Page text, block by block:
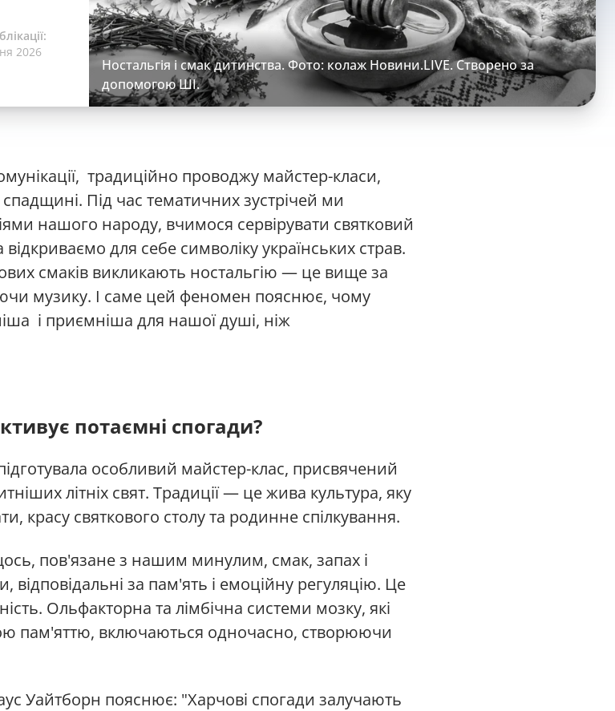
2026
Ностальгія і смак дитинства. Фото: колаж Новини.LIVE. Створено за
допомогою ШІ.
традиційно проводжу майстер-класи,
спадщині. Під час тематичних зустрічей ми
нашого народу, вчимося сервірувати святковий
для себе символіку українських страв.
смаків викликають ностальгію — це вище за
музику. І саме цей феномен пояснює, чому
і приємніша для нашої душі, ніж
потаємні спогади?
особливий майстер-клас, присвячений
літніх свят. Традиції — це жива культура, яку
красу святкового столу та родинне спілкування.
пов'язане з нашим минулим, смак, запах і
відповідальні за пам'ять і емоційну регуляцію. Це
Ольфакторна та лімбічна системи мозку, які
пам'яттю, включаються одночасно, створюючи
Уайтборн пояснює: "Харчові спогади залучають